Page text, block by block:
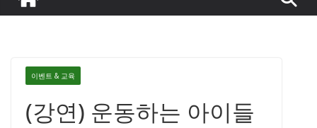
기
이벤트 & 교육
(강연) 운동하는 아이들